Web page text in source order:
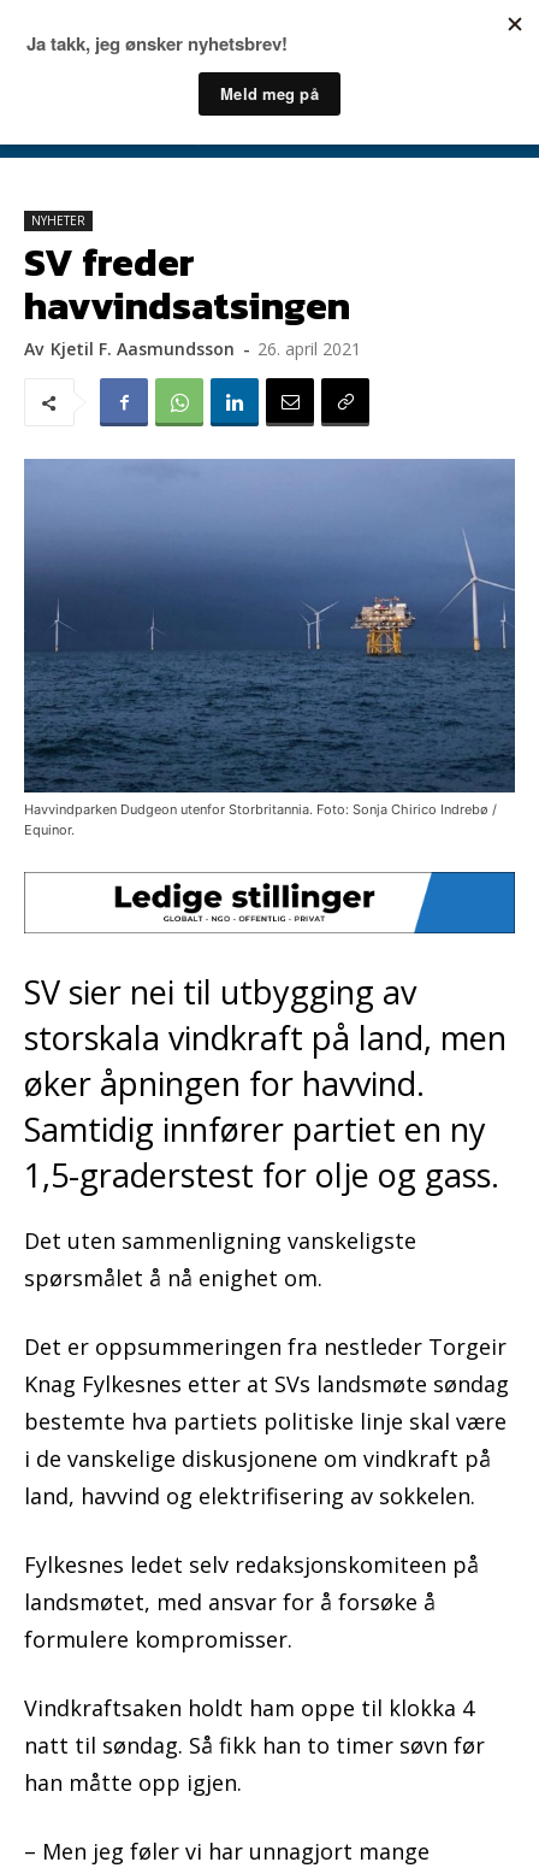
NYHETER
SV freder
havvindsatsingen
Av Kjetil F. Aasmundsson - 26. april 2021
Havvindparken Dudgeon utenfor Storbritannia. Foto: Sonja Chirico Indrebø /
Equinor.
SV sier nei til utbygging av
storskala vindkraft på land, men
øker åpningen for havvind.
Samtidig innfører partiet en ny
1,5-graderstest for olje og gass.
Det uten sammenligning vanskeligste
spørsmålet å nå enighet om.
Det er oppsummeringen fra nestleder Torgeir
Knag Fylkesnes etter at SVs landsmøte søndag
bestemte hva partiets politiske linje skal være
i de vanskelige diskusjonene om vindkraft på
land, havvind og elektrifisering av sokkelen.
Fylkesnes ledet selv redaksjonskomiteen på
landsmøtet, med ansvar for å forsøke å
formulere kompromisser.
Vindkraftsaken holdt ham oppe til klokka 4
natt til søndag. Så fikk han to timer søvn før
han måtte opp igjen.
– Men jeg føler vi har unnagjort mange